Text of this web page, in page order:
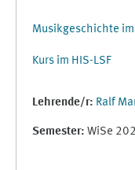
Musikgeschichte
Kurs im HIS-LSF
Lehrende/r: Ralf
Semester: WiSe